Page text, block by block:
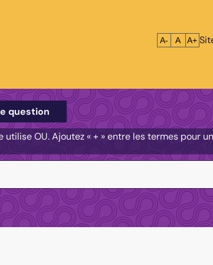
Réduire le
A- A A+
question
OU. Ajoutez « + » entre les termes pour